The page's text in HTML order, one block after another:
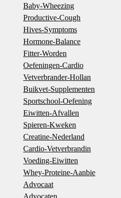
Baby-Wheezing
Productive-Cough
Hives-Symptoms
Hormone-Balance
Fitter-Worden
Oefeningen-Cardio
Vetverbrander-Hollan
Buikvet-Supplementen
Sportschool-Oefening
Eiwitten-Afvallen
Spieren-Kweken
Creatine-Nederland
Cardio-Vetverbrandin
Voeding-Eiwitten
Whey-Proteine-Aanbie
Advocaat